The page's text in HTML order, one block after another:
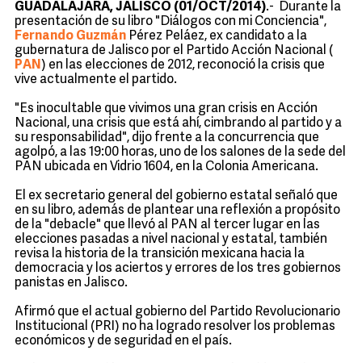
GUADALAJARA, JALISCO (01/OCT/2014).- Durante la
presentación de su libro "Diálogos con mi Conciencia",
Fernando Guzmán Pérez Peláez, ex candidato a la
gubernatura de Jalisco por el Partido Acción Nacional (
PAN) en las elecciones de 2012, reconoció la crisis que
vive actualmente el partido.
"Es inocultable que vivimos una gran crisis en Acción
Nacional, una crisis que está ahí, cimbrando al partido y a
su responsabilidad", dijo frente a la concurrencia que
agolpó, a las 19:00 horas, uno de los salones de la sede del
PAN ubicada en Vidrio 1604, en la Colonia Americana.
El ex secretario general del gobierno estatal señaló que
en su libro, además de plantear una reflexión a propósito
de la "debacle" que llevó al PAN al tercer lugar en las
elecciones pasadas a nivel nacional y estatal, también
revisa la historia de la transición mexicana hacia la
democracia y los aciertos y errores de los tres gobiernos
panistas en Jalisco.
Afirmó que el actual gobierno del Partido Revolucionario
Institucional (PRI) no ha logrado resolver los problemas
económicos y de seguridad en el país.